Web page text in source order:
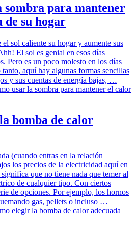
sombra para mantener
su hogar
el sol caliente su hogar y aumente sus
El sol es genial en esos días
Pero es un poco molesto en los días
aquí hay algunas formas sencillas
y sus cuentas de energía bajas, …
usar la sombra para mantener el calor
bomba de calor
(cuando entras en la relación
los precios de la electricidad aquí en
que no tiene nada que temer al
de cualquier tipo. Con ciertos
de opciones. Por ejemplo, los hornos
gas, pellets o incluso …
elegir la bomba de calor adecuada